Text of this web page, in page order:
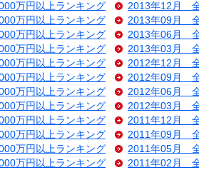
万円以上ランキング
2013年12月
万円以上ランキング
2013年09月
万円以上ランキング
2013年06月
万円以上ランキング
2013年03月
万円以上ランキング
2012年12月
万円以上ランキング
2012年09月
万円以上ランキング
2012年06月
万円以上ランキング
2012年03月
万円以上ランキング
2011年12月
万円以上ランキング
2011年09月
万円以上ランキング
2011年05月
万円以上ランキング
2011年02月